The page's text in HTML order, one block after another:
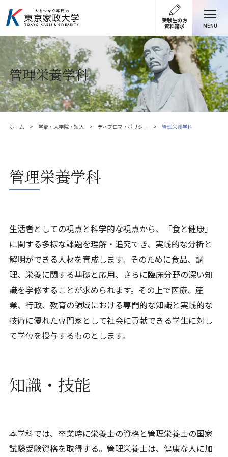
受験生の方
資料請求
MENU
管理栄養学科
ホーム 学部・大学院・短大 ディプロマ・ポリシー 管理栄養学科
管理栄養学科
生活者としての視点と科学的な視点から、「食と健康」
に関する多様な課題を理解・追究でき、実践的な分析と
解明ができる人材を育成します。そのために食品、調
理、栄養に関する基礎と応用、さらに臨床分野の深い知
識を学修することが求められます。その上で医療、産
業、行政、教育の領域における専門的な知識と実践的な
技術に優れた専門家として社会に貢献できる学生に対し
て学位を授与するものとします。
知識・技能
本学科では、卒業時に栄養士の資格と管理栄養士の国家
試験受験資格を取得する。管理栄養士は、健康な人に加